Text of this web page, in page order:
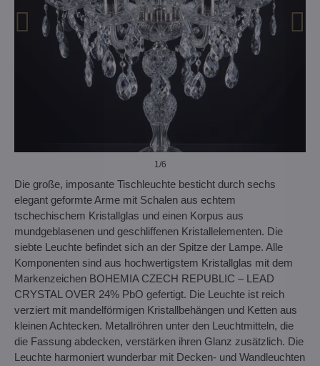
1/6
Die große, imposante Tischleuchte besticht durch sechs
elegant geformte Arme mit Schalen aus echtem
tschechischem Kristallglas und einen Korpus aus
mundgeblasenen und geschliffenen Kristallelementen. Die
siebte Leuchte befindet sich an der Spitze der Lampe. Alle
Komponenten sind aus hochwertigstem Kristallglas mit dem
Markenzeichen BOHEMIA CZECH REPUBLIC – LEAD
CRYSTAL OVER 24% PbO gefertigt. Die Leuchte ist reich
verziert mit mandelförmigen Kristallbehängen und Ketten aus
kleinen Achtecken. Metallröhren unter den Leuchtmitteln, die
die Fassung abdecken, verstärken ihren Glanz zusätzlich. Die
Leuchte harmoniert wunderbar mit Decken- und Wandleuchten